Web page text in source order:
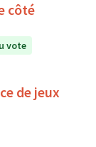
côté
vote
de jeux